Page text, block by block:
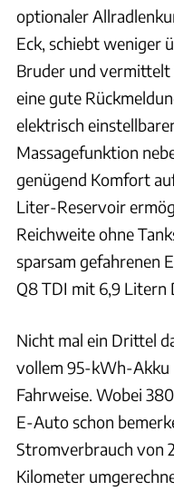
optionaler
Eck, schiebt weniger
Bruder und vermittelt
eine gute
elektrisch
Massagefunktion
genügend Komfort
Liter-Reservoir
Reichweite ohne
sparsam gefahrenen
Q8 TDI mit 6,9 Litern
Nicht mal ein Drittel
vollem 95-kWh-Akku
Fahrweise. Wobei
E-Auto schon
Stromverbrauch von
Kilometer